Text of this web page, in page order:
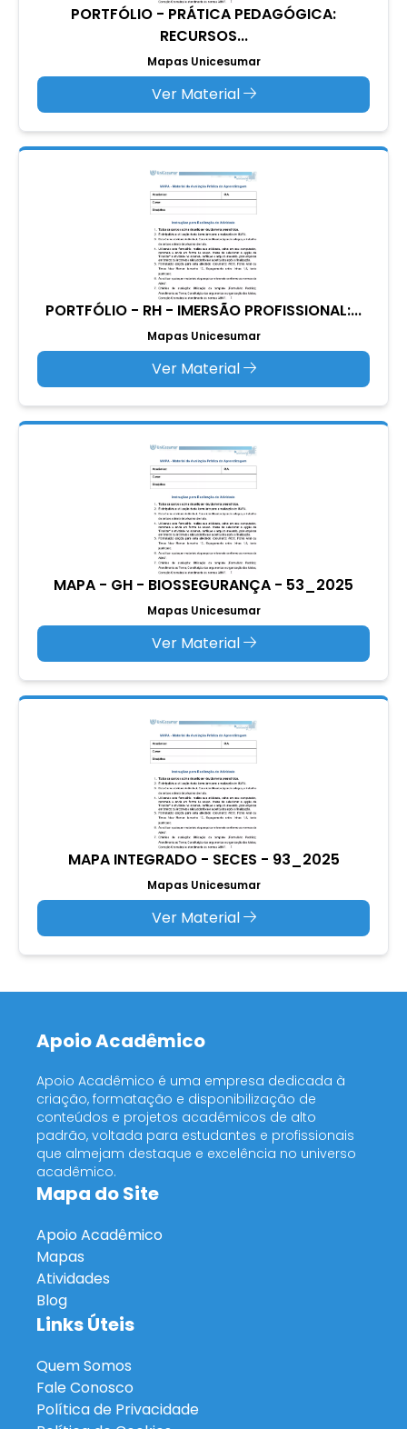
PORTFÓLIO - PRÁTICA PEDAGÓGICA:
RECURSOS...
Mapas Unicesumar
Ver Material
PORTFÓLIO - RH - IMERSÃO PROFISSIONAL:...
Mapas Unicesumar
Ver Material
MAPA - GH - BIOSSEGURANÇA - 53_2025
Mapas Unicesumar
Ver Material
MAPA INTEGRADO - SECES - 93_2025
Mapas Unicesumar
Ver Material
Apoio Acadêmico
Apoio Acadêmico é uma empresa dedicada à
criação, formatação e disponibilização de
conteúdos e projetos acadêmicos de alto
padrão, voltada para estudantes e profissionais
que almejam destaque e excelência no universo
acadêmico.
Mapa do Site
Apoio Acadêmico
Mapas
Atividades
Blog
Links Úteis
Quem Somos
Fale Conosco
Política de Privacidade